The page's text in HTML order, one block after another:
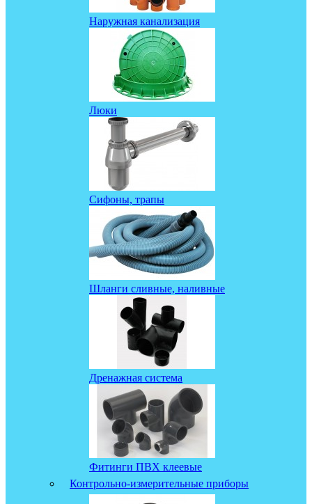
Наружная канализация
Люки
Сифоны, трапы
Шланги сливные, наливные
Дренажная система
Фитинги ПВХ клеевые
Контрольно-измерительные приборы